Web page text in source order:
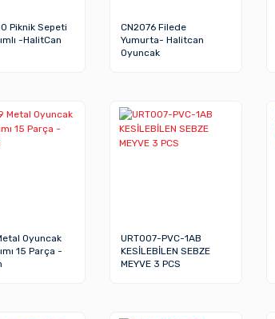
Piknik Sepeti
-HalitCan
CN2076 Filede
Yumurta- Halitcan
Oyuncak
Oyuncak
15 Parça -
URT007-PVC-1AB
KESİLEBİLEN SEBZE
MEYVE 3 PCS